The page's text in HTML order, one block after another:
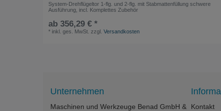
System-Drehflügeltor 1-flg. und 2-flg. mit Stabmattenfüllung schwere
Ausführung, incl. Komplettes Zubehör
ab 356,29 € *
* inkl. ges. MwSt. zzgl.Versandkosten
Unternehmen
Maschinen und Werkzeuge Benad GmbH & Kontakt